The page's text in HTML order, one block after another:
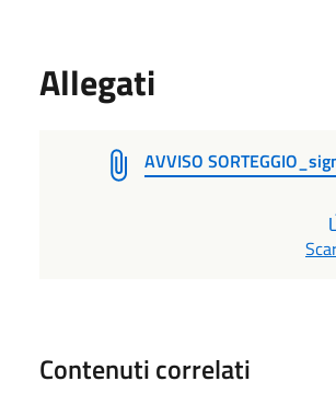
Allegati
AVVISO
Contenuti correlati